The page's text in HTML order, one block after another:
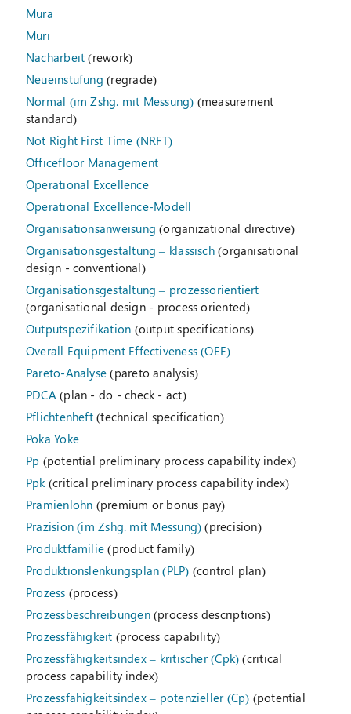
Mura
Muri
Nacharbeit (rework)
Neueinstufung (regrade)
Normal (im Zshg. mit Messung) (measurement
standard)
Not Right First Time (NRFT)
Officefloor Management
Operational Excellence
Operational Excellence-Modell
Organisationsanweisung (organizational directive)
Organisationsgestaltung – klassisch(organisational
design - conventional)
Organisationsgestaltung – prozessorientiert
(organisational design - process oriented)
Outputspezifikation (output specifications)
Overall Equipment Effectiveness (OEE)
Pareto-Analyse (pareto analysis)
PDCA(plan - do - check - act)
Pflichtenheft(technical specification)
Poka Yoke
Pp (potential preliminary process capability index)
Ppk(critical preliminary process capability index)
Prämienlohn (premium or bonus pay)
Präzision (im Zshg. mit Messung) (precision)
Produktfamilie (product family)
Produktionslenkungsplan (PLP) (control plan)
Prozess (process)
Prozessbeschreibungen(process descriptions)
Prozessfähigkeit (process capability)
Prozessfähigkeitsindex – kritischer (Cpk) (critical
process capability index)
Prozessfähigkeitsindex – potenzieller (Cp) (potential